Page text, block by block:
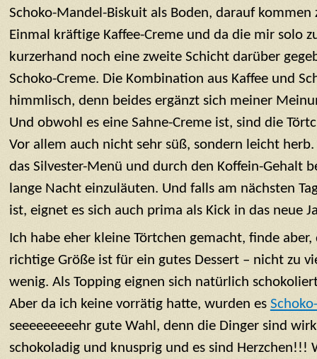
Schoko-Mandel-Biskuit als Boden, darauf kommen
Einmal kräftige Kaffee-Creme und da die mir solo
kurzerhand noch eine zweite Schicht darüber
Schoko-Creme. Die Kombination aus Kaffee und
himmlisch, denn beides ergänzt sich meiner
Und obwohl es eine Sahne-Creme ist, sind die
Vor allem auch nicht sehr süß, sondern leicht
das Silvester-Menü und durch den Koffein-Gehalt
lange Nacht einzuläuten. Und falls am nächsten
ist, eignet es sich auch prima als Kick in das neue
Ich habe eher kleine Törtchen gemacht, finde aber,
richtige Größe ist für ein gutes Dessert – nicht zu
wenig. Als Topping eignen sich natürlich
Aber da ich keine vorrätig hatte, wurden es
seeeeeeeeehr gute Wahl, denn die Dinger sind
schokoladig und knusprig und es sind Herzchen!!!